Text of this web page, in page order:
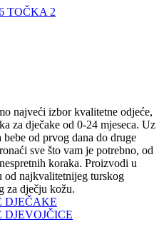
najveći izbor kvalitetne odjeće,
za dječake od 0-24 mjeseca. Uz
od prvog dana do druge
sve što vam je potrebno, od
koraka. Proizvodi u
od najkvalitetnijeg turskog
za dječju kožu.
DJEČAKE
DJEVOJČICE